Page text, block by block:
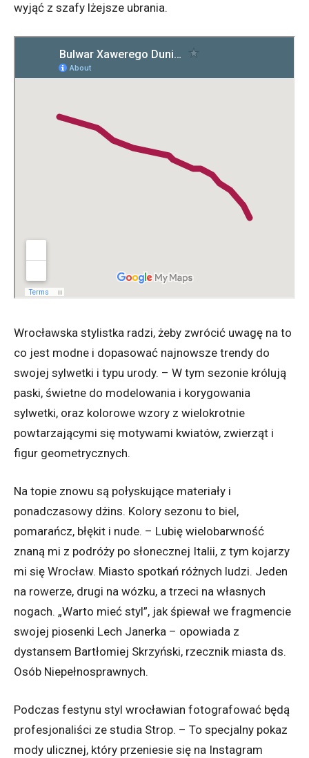
wyjąć z szafy lżejsze ubrania.
Wrocławska stylistka radzi, żeby zwrócić uwagę na to
co jest modne i dopasować najnowsze trendy do
swojej sylwetki i typu urody. – W tym sezonie królują
paski, świetne do modelowania i korygowania
sylwetki, oraz kolorowe wzory z wielokrotnie
powtarzającymi się motywami kwiatów, zwierząt i
figur geometrycznych.
Na topie znowu są połyskujące materiały i
ponadczasowy dżins. Kolory sezonu to biel,
pomarańcz, błękit i nude. – Lubię wielobarwność
znaną mi z podróży po słonecznej Italii, z tym kojarzy
mi się Wrocław. Miasto spotkań różnych ludzi. Jeden
na rowerze, drugi na wózku, a trzeci na własnych
nogach. „Warto mieć styl”, jak śpiewał we fragmencie
swojej piosenki Lech Janerka – opowiada z
dystansem Bartłomiej Skrzyński, rzecznik miasta ds.
Osób Niepełnosprawnych.
Podczas festynu styl wrocławian fotografować będą
profesjonaliści ze studia Strop. – To specjalny pokaz
mody ulicznej, który przeniesie się na Instagram